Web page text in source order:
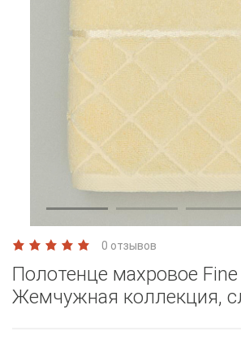
0 отзывов
Полотенце махровое Fine
Жемчужная коллекция,